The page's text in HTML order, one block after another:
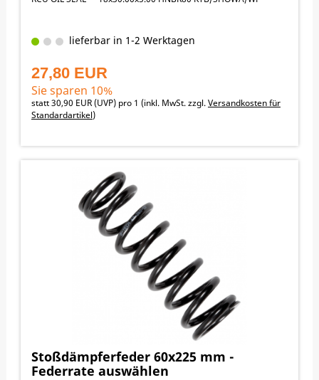
lieferbar in 1-2 Werktagen
27,80 EUR
Sie sparen 10%
statt30,90 EUR(UVP) pro 1 (inkl. MwSt. zzgl.Versandkosten für
Standardartikel)
Stoßdämpferfeder 60x225 mm -
Federrate auswählen